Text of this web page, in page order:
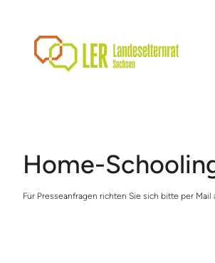
Home-
Für Presseanfragen richten Sie sich bitte per Mail